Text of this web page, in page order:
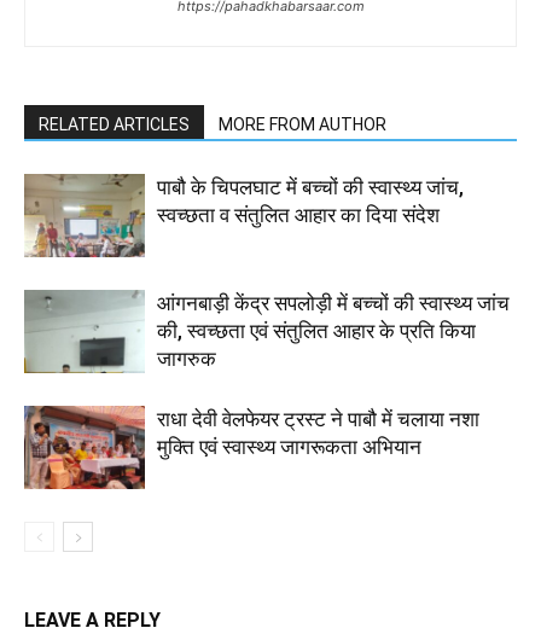
https://pahadkhabarsaar.com
RELATED ARTICLES MORE FROM AUTHOR
पाबौ के चिपलघाट में बच्चों की स्वास्थ्य जांच,
स्वच्छता व संतुलित आहार का दिया संदेश
आंगनबाड़ी केंद्र सपलोड़ी में बच्चों की स्वास्थ्य जांच
की, स्वच्छता एवं संतुलित आहार के प्रति किया
जागरुक
राधा देवी वेलफेयर ट्रस्ट ने पाबौ में चलाया नशा
मुक्ति एवं स्वास्थ्य जागरूकता अभियान
LEAVE A REPLY